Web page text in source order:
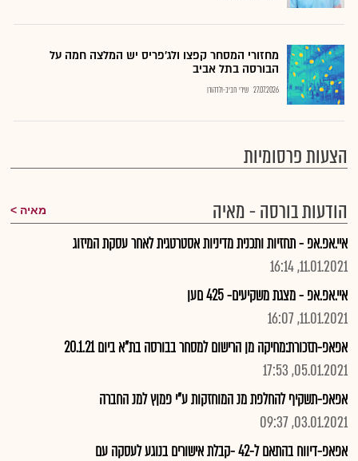
מחזורי המסחר קפצו ולג'פריס יש המלצה חמה על
הבורסה בתל אביב
27.07.2026 שירי חביב-ולדהורן
הצעות פרסומיות
הודעות בורסה - מאיה
מאיה
איי.אפ.אפ - תחזיות ותכנית מדיניות אסטרטגית לאחר עסקת המיזוג
11.01.2021, 16:14
איי.אפ.אפ - מצגת משקיעים- 425 םען
11.01.2021, 16:07
אפאפ-תזכורת:מחיקה מן הרישום למסחר בבורסה בת"א ביום 20.1.21
05.01.2021, 17:53
אפאפ-תשקיף להחלפת מנ המוחזקות ע"י פמןץ למנ החברה
03.01.2021, 09:37
אפאפ-דיווח בהתאם ל-42 -קבלת אישורים בנוגע לעסקה עם